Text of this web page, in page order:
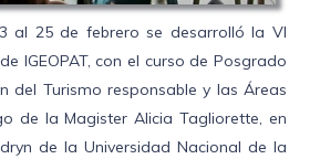
al 25 de febrero se desarrolló la VI
IGEOPAT, con el curso de Posgrado
del Turismo responsable y las Áreas
de la Magister Alicia Tagliorette, en
de la Universidad Nacional de la